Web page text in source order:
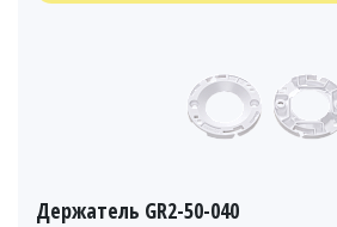
Держатель GR2-50-040